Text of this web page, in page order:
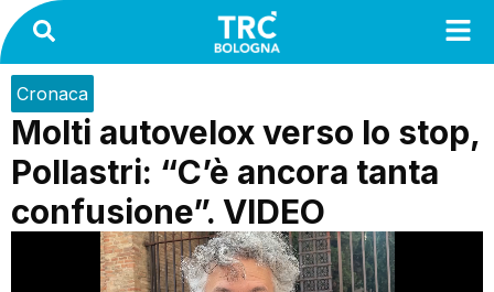
Cronaca
Molti autovelox verso lo stop,
Pollastri: “C’è ancora tanta
confusione”. VIDEO